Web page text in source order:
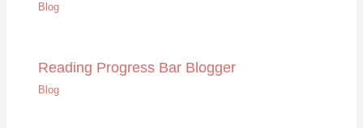
Blog
Reading Progress Bar Blogger
Blog